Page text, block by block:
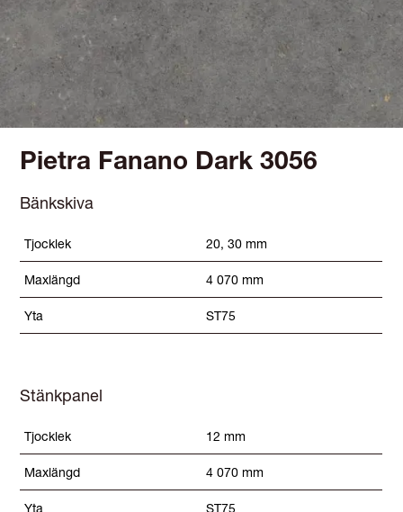
Pietra Fanano Dark 3056
Bänkskiva
Tjocklek 20, 30 mm
Maxlängd 4 070 mm
Yta ST75
Stänkpanel
Tjocklek 12 mm
Maxlängd 4 070 mm
Yta ST75